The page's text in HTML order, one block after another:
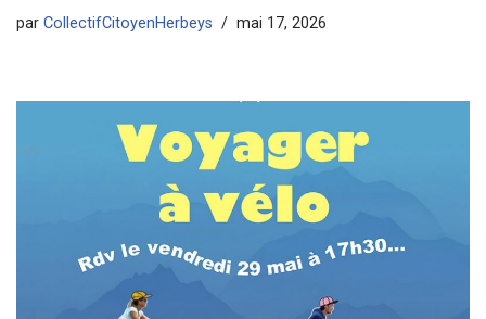
par CollectifCitoyenHerbeys mai 17, 2026